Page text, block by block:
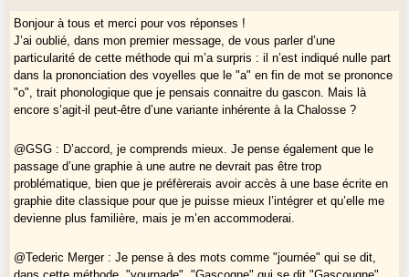
etc. mais l’articleloqui ne deviendralouqu’un siècle plus tard.
La graphie « fébusienne » ne fut que la normalisation, sous la direction
du grand romaniste Édouard Bourciez (1854-1946), de la graphie
traditionnelle qui suivait au plus près la prononciation pour ne jamais
dérouter le lecteur… qui était aussi un locuteur.
convaincu de la supériorité de la graphie fébusienne (quelque peu revue
pour tenir compte de la disparition des locuteurs naturels) sur celle
d’Alibert, que j’avais pourtant enseignée pendant mes 14 premières
années…
Bonjour à tous et merci pour vos réponses !
J’ai oublié, dans mon premier message, de vous parler d’une
particularité de cette méthode qui m’a surpris : il n’est indiqué nulle part
dans la prononciation des voyelles que le "a" en fin de mot se prononce
"o", trait phonologique que je pensais connaitre du gascon. Mais là
encore s’agit-il peut-être d’une variante inhérente à la Chalosse ?
@GSG : D’accord, je comprends mieux. Je pense également que le
passage d’une graphie à une autre ne devrait pas être trop
problématique, bien que je préfèrerais avoir accès à une base écrite en
graphie dite classique pour que je puisse mieux l’intégrer et qu’elle me
devienne plus familière, mais je m’en accommoderai.
@Tederic Merger : Je pense à des mots comme "journée" qui se dit,